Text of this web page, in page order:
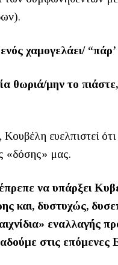
χαμογελάει/ “πάρ’
θωριά/μην το πιάστε,
ευελπιστεί
«δόσης» μας.
να υπάρξει
δυστυχώς,
εναλλαγής
στις